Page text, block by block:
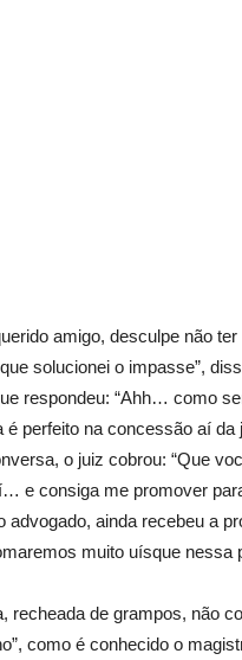
amigo, desculpe não
solucionei o impasse”,
respondeu: “Ahh… como
é perfeito na concessão aí da
o juiz cobrou: “Que
e consiga me promover
advogado, ainda recebeu a
muito uísque nessa
recheada de grampos, não
como é conhecido o